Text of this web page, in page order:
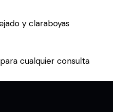
para cualquier consulta